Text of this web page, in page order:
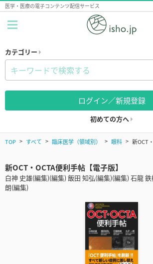
医学・医療の電子コンテンツ配信サービス
カテゴリー
ログイン／新規登録
初めての方へ
TOP すべて 臨床医学（領域別） 眼科 新OCT
新OCT・OCTA便利手帖【電子版】
白神 史雄(編集)(編集) 飯田 知弘(編集)(編集) 石龍
朗(編集)